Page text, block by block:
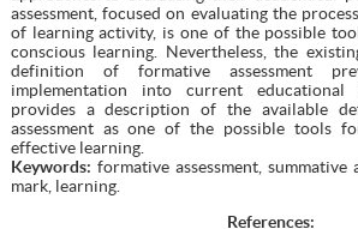
assessment, focused on evaluating the
of learning activity, is one of the possible
conscious learning. Nevertheless, the
definition of formative assessment
implementation into current
provides a description of the available
assessment as one of the possible tools
effective learning.
Keywords: formative assessment, summative
mark, learning.
References: